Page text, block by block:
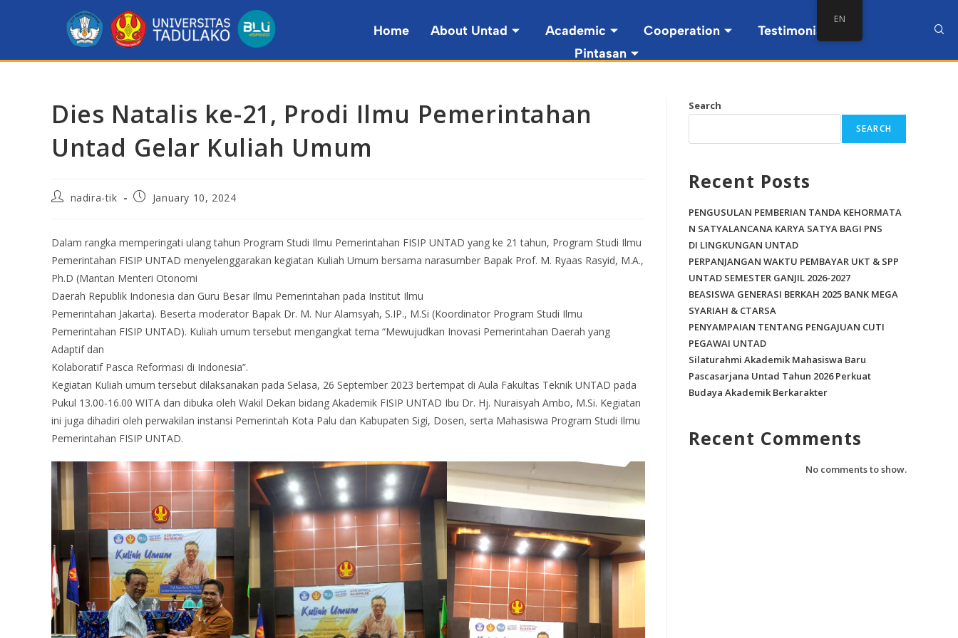
Home About Untad Academic Cooperation
Testimonial
Pintasan
Dies Natalis ke-21, Prodi Ilmu Pemerintahan
Untad Gelar Kuliah Umum
nadira-tik January 10, 2024
Dalam rangka memperingati ulang tahun Program Studi Ilmu Pemerintahan FISIP UNTAD yang ke 21 tahun, Program Studi Ilmu
Pemerintahan FISIP UNTAD menyelenggarakan kegiatan Kuliah Umum bersama narasumber Bapak Prof. M. Ryaas Rasyid, M.A.,
Ph.D (Mantan Menteri Otonomi
Daerah Republik Indonesia dan Guru Besar Ilmu Pemerintahan pada Institut Ilmu
Pemerintahan Jakarta). Beserta moderator Bapak Dr. M. Nur Alamsyah, S.IP., M.Si (Koordinator Program Studi Ilmu
Pemerintahan FISIP UNTAD). Kuliah umum tersebut mengangkat tema “Mewujudkan Inovasi Pemerintahan Daerah yang
Adaptif dan
Kolaboratif Pasca Reformasi di Indonesia”.
Kegiatan Kuliah umum tersebut dilaksanakan pada Selasa, 26 September 2023 bertempat di Aula Fakultas Teknik UNTAD pada
Pukul 13.00-16.00 WITA dan dibuka oleh Wakil Dekan bidang Akademik FISIP UNTAD Ibu Dr. Hj. Nuraisyah Ambo, M.Si. Kegiatan
ini juga dihadiri oleh perwakilan instansi Pemerintah Kota Palu dan Kabupaten Sigi, Dosen, serta Mahasiswa Program Studi Ilmu
Pemerintahan FISIP UNTAD.
Search
SEARCH
Recent Posts
PENGUSULAN PEMBERIAN TANDA KEHORMATA
N SATYALANCANA KARYA SATYA BAGI PNS
DI LINGKUNGAN UNTAD
PERPANJANGAN WAKTU PEMBAYAR UKT & SPP
UNTAD SEMESTER GANJIL 2026-2027
BEASISWA GENERASI BERKAH 2025 BANK MEGA
SYARIAH & CTARSA
PENYAMPAIAN TENTANG PENGAJUAN CUTI
PEGAWAI UNTAD
Silaturahmi Akademik Mahasiswa Baru
Pascasarjana Untad Tahun 2026 Perkuat
Budaya Akademik Berkarakter
Recent Comments
No comments to show.
EN